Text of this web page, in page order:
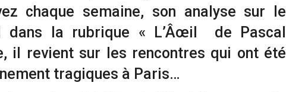
chaque semaine, son analyse sur le
dans la rubrique « L’Âœil de Pascal
il revient sur les rencontres qui ont été
tragiques à Paris…